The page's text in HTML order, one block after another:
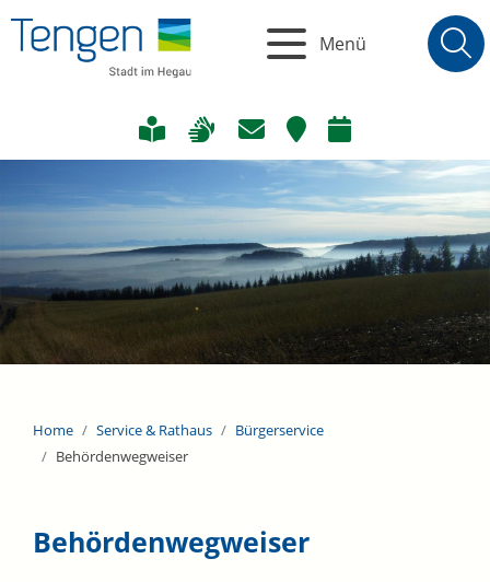
Menü
Home Service & Rathaus
Bürgerservice
Behördenwegweiser
Behördenwegweiser